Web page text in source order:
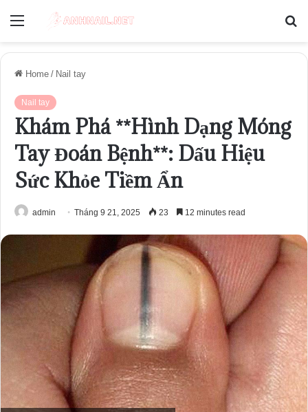
Menu
Home / Nail tay
Nail tay
Khám Phá **Hình Dạng Móng
Tay Đoán Bệnh**: Dấu Hiệu
Sức Khỏe Tiềm Ẩn
admin Tháng 9 21, 2025 23 12 minutes read